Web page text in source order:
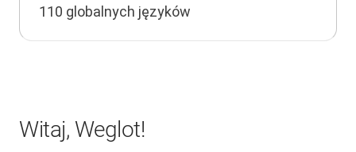
110 globalnych języków
Witaj, Weglot!